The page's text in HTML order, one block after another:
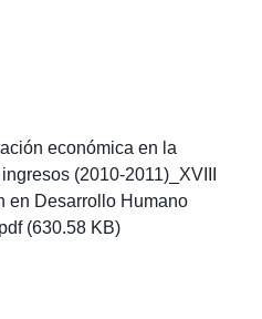
económica en la
(2010-2011)_XVIII
en Desarrollo Humano
(630.58 KB)